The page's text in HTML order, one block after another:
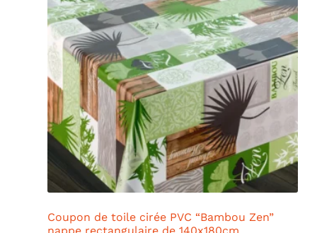
Coupon de toile cirée PVC “Bambou Zen”
nappe rectangulaire de 140x180cm